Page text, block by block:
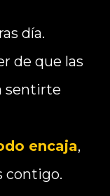
día.
de que las
sentirte
encaja,
contigo.